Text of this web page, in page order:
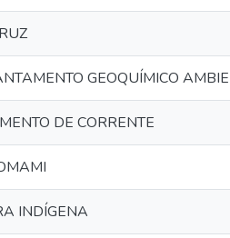
GEOQUÍMICO
DE CORRENTE
INDÍGENA